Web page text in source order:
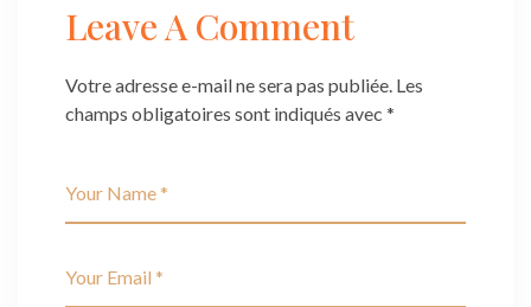
Leave A Comment
Votre adresse e-mail ne sera pas publiée. Les
champs obligatoires sont indiqués avec *